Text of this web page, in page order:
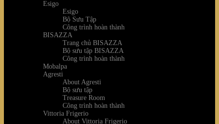
Esigo
Esigo
Bộ Sưu Tập
Công trình hoàn thành
BISAZZA
Trang chủ BISAZZA
Bộ sưu tập BISAZZA
Công trình hoàn thành
Mobalpa
Agresti
About Agresti
Bộ sưu tập
Treasure Room
Công trình hoàn thành
Vittoria Frigerio
About Vittoria Frigerio